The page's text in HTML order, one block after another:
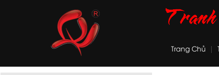
Trang Chủ